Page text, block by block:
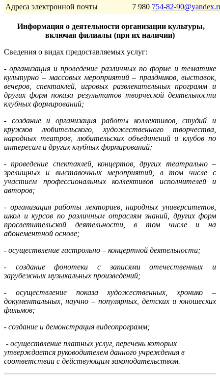
Адреса электронной почты
7 980 754-82-
Информация о деятельности организации культуры,
включая филиалы (при их наличии)
Сведения о видах предоставляемых услуг:
- организация и проведение различных по форме и тематике
культурно – массовых мероприятий – праздников, выставок,
вечеров, спектаклей, игровых развлекательных программ и
других форм показа результатов творческой деятельности
клубных формирований;
- создание и организация работы коллективов, студий и
кружков любительского, художественного творчества,
народных театров, любительских объединений и клубов по
интересам и других клубных формирований;
- проведение спектаклей, концертов, других театрально –
зрелищных и выставочных мероприятий, в том числе с
участием профессиональных коллективов исполнителей и
авторов;
- организация работы лекториев, народных университетов,
школ и курсов по различным отраслям знаний, других форм
просветительской деятельности, в том числе и на
абонементной основе;
- осуществление гастрольно – концертной деятельности;
- создание фонотеки с записями отечественных и
зарубежных музыкальных произведений;
- осуществление показа художественных, хронико –
документальных, научно – популярных, детских и юношеских
фильмов;
- создание и демонстрация видеопрограмм;
- осуществление платных услуг, перечень которых
утверждается руководителем данного учреждения в
соответствии с действующим законодательством.